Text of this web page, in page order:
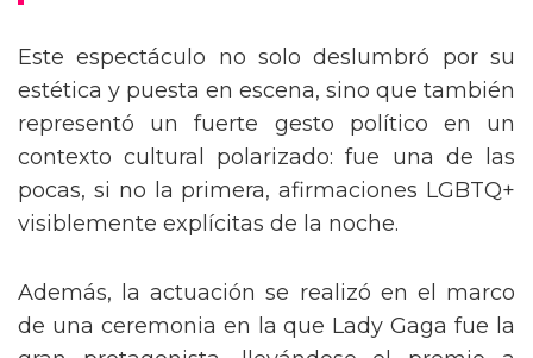
Este espectáculo no solo deslumbró por su
estética y puesta en escena, sino que también
representó un fuerte gesto político en un
contexto cultural polarizado: fue una de las
pocas, si no la primera, afirmaciones LGBTQ+
visiblemente explícitas de la noche.
Además, la actuación se realizó en el marco
de una ceremonia en la que Lady Gaga fue la